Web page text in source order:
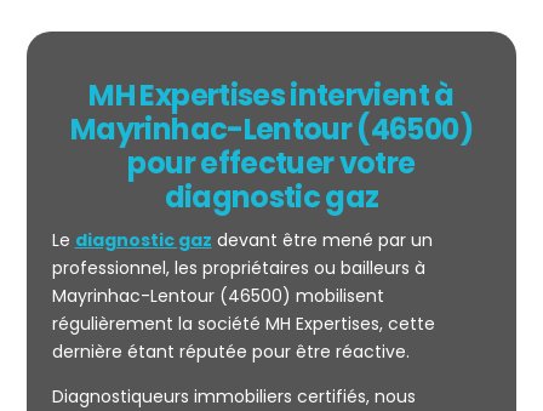
Mesurage
CARREZ
MH Expertises intervient à
Mayrinhac-Lentour (46500)
pour effectuer votre
diagnostic gaz
Le diagnostic gaz devant être mené par un
professionnel, les propriétaires ou bailleurs à
Mayrinhac-Lentour (46500) mobilisent
régulièrement la société MH Expertises, cette
dernière étant réputée pour être réactive.
Diagnostiqueurs immobiliers certifiés, nous